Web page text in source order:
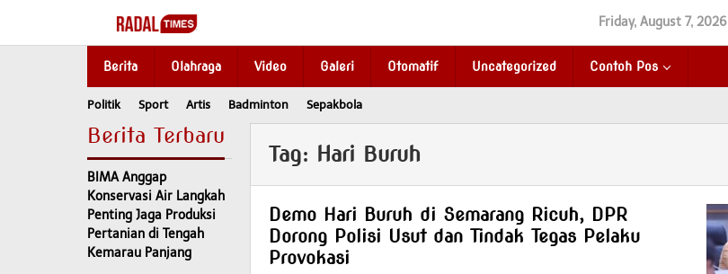
content
Friday, August 7, 2026
Berita Olahraga Video Galeri Otomatif Uncategorized Contoh Pos
Politik Sport Artis Badminton Sepakbola
Berita Terbaru
BIMA Anggap
Konservasi Air Langkah
Penting Jaga Produksi
Pertanian di Tengah
Kemarau Panjang
Tag: Hari Buruh
Demo Hari Buruh di Semarang Ricuh, DPR
Dorong Polisi Usut dan Tindak Tegas Pelaku
Provokasi